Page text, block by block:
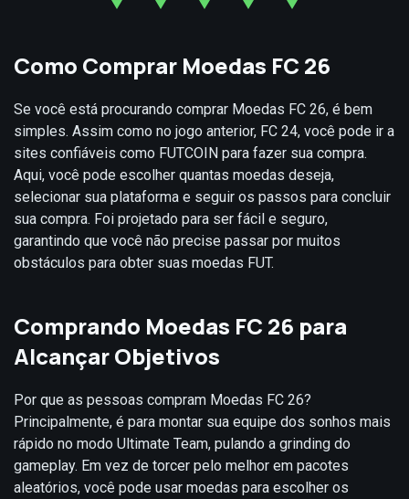
Como Comprar Moedas FC 26
Se você está procurando comprar Moedas FC 26, é bem
simples. Assim como no jogo anterior, FC 24, você pode ir a
sites confiáveis como FUTCOIN para fazer sua compra.
Aqui, você pode escolher quantas moedas deseja,
selecionar sua plataforma e seguir os passos para concluir
sua compra. Foi projetado para ser fácil e seguro,
garantindo que você não precise passar por muitos
obstáculos para obter suas moedas FUT.
Comprando Moedas FC 26 para
Alcançar Objetivos
Por que as pessoas compram Moedas FC 26?
Principalmente, é para montar sua equipe dos sonhos mais
rápido no modo Ultimate Team, pulando a grinding do
gameplay. Em vez de torcer pelo melhor em pacotes
aleatórios, você pode usar moedas para escolher os